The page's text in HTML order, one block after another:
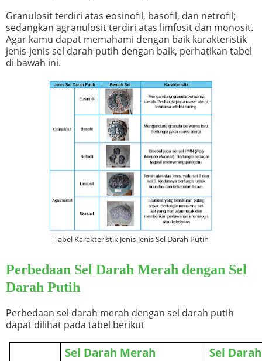
Granulosit terdiri atas eosinofil, basofil, dan netrofil;
sedangkan agranulosit terdiri atas limfosit dan monosit.
Agar kamu dapat memahami dengan baik karakteristik
jenis-jenis sel darah putih dengan baik, perhatikan tabel
di bawah ini.
Tabel Karakteristik Jenis-Jenis Sel Darah Putih
Perbedaan Sel Darah Merah dengan Sel
Darah Putih
Perbedaan sel darah merah dengan sel darah putih
dapat dilihat pada tabel berikut
Sel Darah Merah Sel